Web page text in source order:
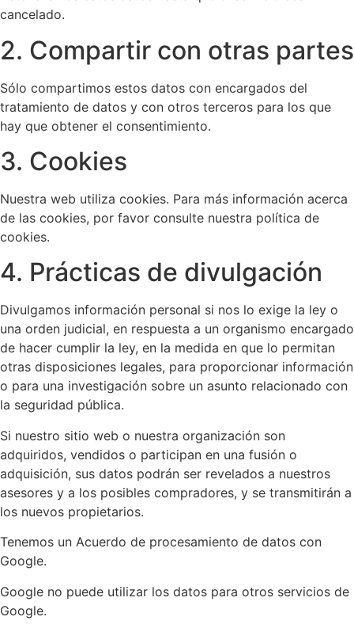
cancelado.
2. Compartir con otras partes
Sólo compartimos estos datos con encargados del
tratamiento de datos y con otros terceros para los que
hay que obtener el consentimiento.
3. Cookies
Nuestra web utiliza cookies. Para más información acerca
de las cookies, por favor consulte nuestra política de
cookies.
4. Prácticas de divulgación
Divulgamos información personal si nos lo exige la ley o
una orden judicial, en respuesta a un organismo encargado
de hacer cumplir la ley, en la medida en que lo permitan
otras disposiciones legales, para proporcionar información
o para una investigación sobre un asunto relacionado con
la seguridad pública.
Si nuestro sitio web o nuestra organización son
adquiridos, vendidos o participan en una fusión o
adquisición, sus datos podrán ser revelados a nuestros
asesores y a los posibles compradores, y se transmitirán a
los nuevos propietarios.
Tenemos un Acuerdo de procesamiento de datos con
Google.
Google no puede utilizar los datos para otros servicios de
Google.